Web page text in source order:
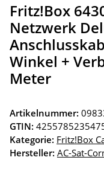
Fritz!Box
Netzwerk
Winkel +
Meter
Artikelnummer:
GTIN:
Kategorie: Fritz!Box
Hersteller: AC-Sat-